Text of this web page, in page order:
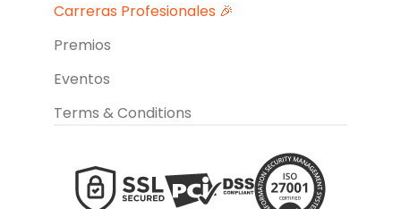
Carreras Profesionales 🎉
Premios
Eventos
Terms & Conditions